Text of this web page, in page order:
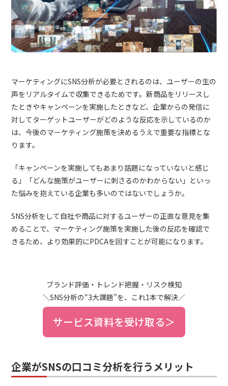
マーケティングにSNS分析が必要とされるのは、ユーザーの生の
声をリアルタイムで収集できるためです。新商品をリリースし
たときやキャンペーンを実施したときなど、企業からの発信に
対してターゲットユーザーがどのような反応を示しているのか
は、今後のマーケティング施策を決めるうえで重要な指標とな
ります。
「キャンペーンを実施してもあまり話題になっていないと感じ
る」「どんな施策がユーザーに刺さるのかわからない」といっ
た悩みを抱えている企業も多いのではないでしょうか。
SNS分析をして自社や商品に対するユーザーの正直な意見を集
めることで、マーケティング施策を実施した後の反応を確認で
きるため、より効果的にPDCAを回すことが可能になります。
ブランド評価・トレンド把握・リスク検知
＼SNS分析の“3大課題”を、これ1本で解決／
サービス資料を受け取る＞
企業がSNSの口コミ分析を行うメリット